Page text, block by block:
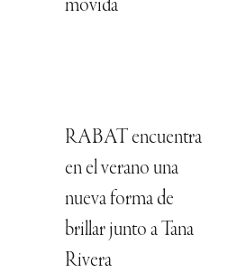
movida
RABAT encuentra
en el verano una
nueva forma de
brillar junto a Tana
Rivera